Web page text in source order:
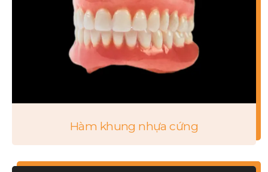
Hàm khung nhựa cứng